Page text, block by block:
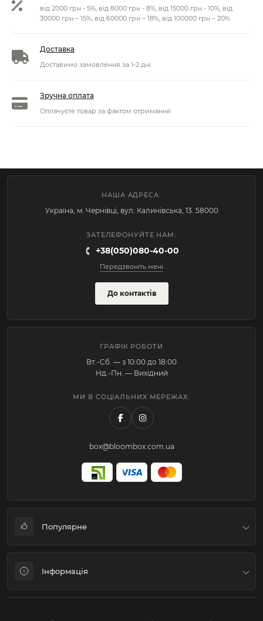
від 2000 грн - 5%, від 8000 грн - 8%, від 15000 грн - 10%, від
30000 грн – 15%, від 60000 грн – 18%, від 100000 грн – 20%
Доставка
Доставимо замовлення за 1-2 дні
Зручна оплата
Оплачуєте товар за фактом отримання
НАША АДРЕСА:
Україна, м. Чернівці, вул. Калинівська, 13. 58000
ЗАТЕЛЕФОНУЙТЕ НАМ:
+38(050)080-40-00
Передзвоніть мені
До контактів
ГРАФІК РОБОТИ
Вт.-Cб. — з 10:00 до 18:00
Нд.-Пн. — Вихідний
МИ В СОЦІАЛЬНИХ МЕРЕЖАХ:
box@bloombox.com.ua
Популярне
Подарункові пакети-Переноски-Аквабокси
Інформація